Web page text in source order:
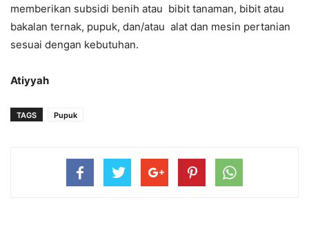
memberikan subsidi benih atau bibit tanaman, bibit atau
bakalan ternak, pupuk, dan/atau alat dan mesin pertanian
sesuai dengan kebutuhan.
Atiyyah
TAGS Pupuk